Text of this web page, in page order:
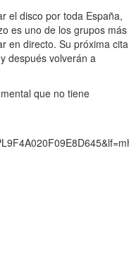
el disco por toda España,
es uno de los grupos más
en directo. Su próxima cita
después volverán a
que no tiene